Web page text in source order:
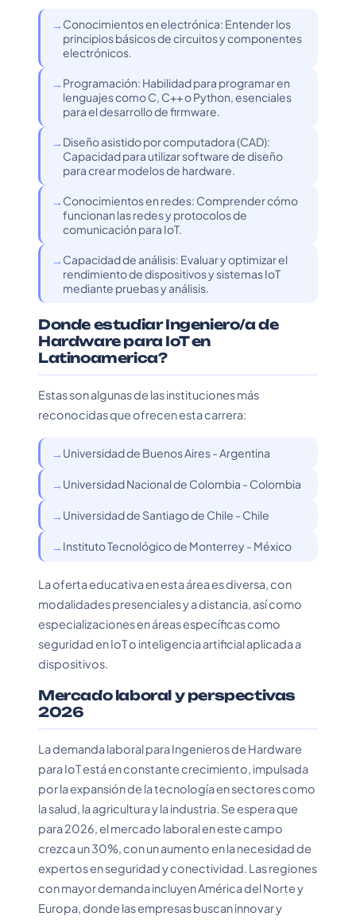
Conocimientos en electrónica: Entender los
principios básicos de circuitos y componentes
electrónicos.
Programación: Habilidad para programar en
lenguajes como C, C++ o Python, esenciales
para el desarrollo de firmware.
Diseño asistido por computadora (CAD):
Capacidad para utilizar software de diseño
para crear modelos de hardware.
Conocimientos en redes: Comprender cómo
funcionan las redes y protocolos de
comunicación para IoT.
Capacidad de análisis: Evaluar y optimizar el
rendimiento de dispositivos y sistemas IoT
mediante pruebas y análisis.
Donde estudiar Ingeniero/a de
Hardware para IoT en
Latinoamerica?
Estas son algunas de las instituciones más
reconocidas que ofrecen esta carrera:
Universidad de Buenos Aires - Argentina
Universidad Nacional de Colombia - Colombia
Universidad de Santiago de Chile - Chile
Instituto Tecnológico de Monterrey - México
La oferta educativa en esta área es diversa, con
modalidades presenciales y a distancia, así como
especializaciones en áreas específicas como
seguridad en IoT o inteligencia artificial aplicada a
dispositivos.
Mercado laboral y perspectivas
2026
La demanda laboral para Ingenieros de Hardware
para IoT está en constante crecimiento, impulsada
por la expansión de la tecnología en sectores como
la salud, la agricultura y la industria. Se espera que
para 2026, el mercado laboral en este campo
crezca un 30%, con un aumento en la necesidad de
expertos en seguridad y conectividad. Las regiones
con mayor demanda incluyen América del Norte y
Europa, donde las empresas buscan innovar y